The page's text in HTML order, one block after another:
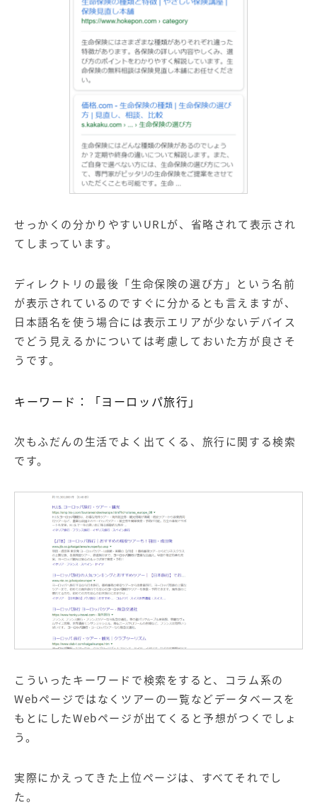
せっかくの分かりやすいURLが、省略されて表示され
てしまっています。
ディレクトリの最後「生命保険の選び方」という名前
が表示されているのですぐに分かるとも言えますが、
日本語名を使う場合には表示エリアが少ないデバイス
でどう見えるかについては考慮しておいた方が良さそ
うです。
キーワード：「ヨーロッパ旅行」
次もふだんの生活でよく出てくる、旅行に関する検索
です。
こういったキーワードで検索をすると、コラム系の
Webページではなくツアーの一覧などデータベースを
もとにしたWebページが出てくると予想がつくでしょ
う。
実際にかえってきた上位ページは、すべてそれでし
た。